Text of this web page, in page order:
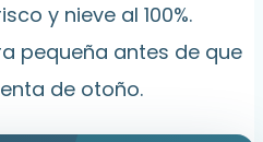
y nieve al 100%.
pequeña antes de que
de otoño.